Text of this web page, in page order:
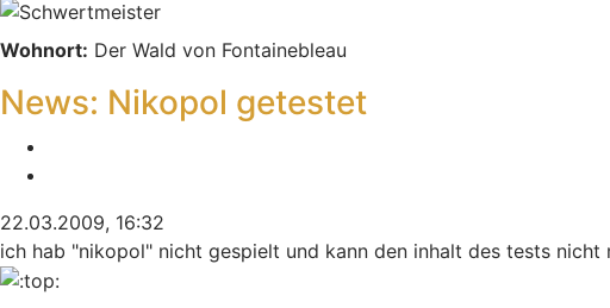
Wohnort: Der Wald von Fontainebleau
News: Nikopol getestet
22.03.2009, 16:32
ich hab "nikopol" nicht gespielt und kann den inhalt des tests